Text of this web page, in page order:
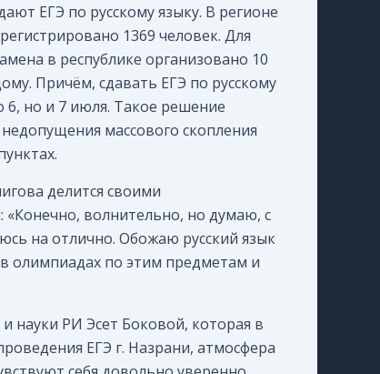
ЕГЭ по русскому языку. В регионе
1369 человек. Для
в республике организовано 10
Причём, сдавать ЕГЭ по русскому
6, но и 7 июля. Такое решение
массового скопления
делится своими
волнительно, но думаю, с
на отлично. Обожаю русский язык
олимпиадах по этим предметам и
науки РИ Эсет Боковой, которая в
ЕГЭ г. Назрани, атмосфера